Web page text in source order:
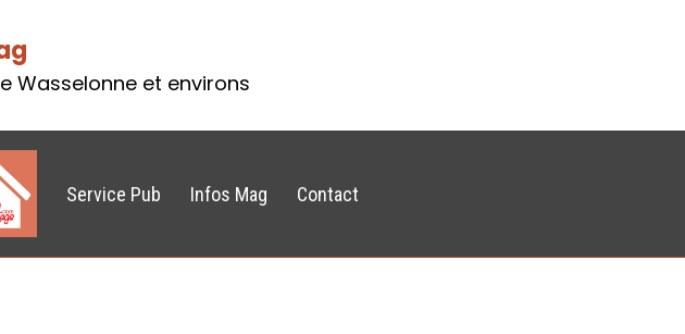
Wasselonne et environs
Service Pub Infos Mag Contact